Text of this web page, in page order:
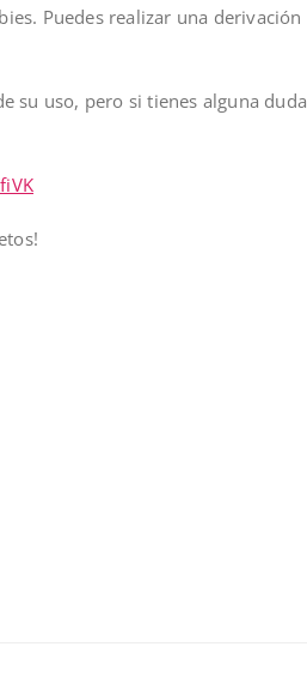
Puedes realizar una derivación
su uso, pero si tienes alguna duda